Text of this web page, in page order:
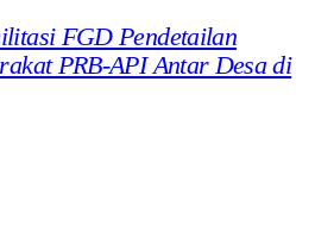
FGD Pendetailan
PRB-API Antar Desa di